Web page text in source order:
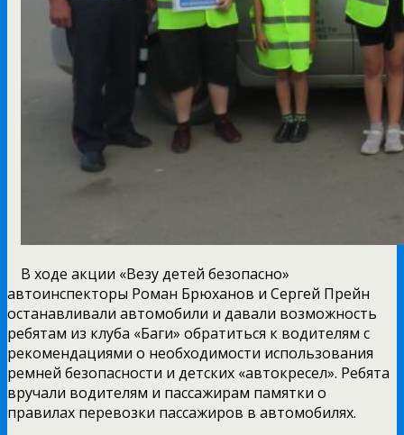
В ходе акции «Везу детей безопасно»
автоинспекторы Роман Брюханов и Сергей Прейн
останавливали автомобили и давали возможность
ребятам из клуба «Баги» обратиться к водителям с
рекомендациями о необходимости использования
ремней безопасности и детских «автокресел». Ребята
вручали водителям и пассажирам памятки о
правилах перевозки пассажиров в автомобилях.